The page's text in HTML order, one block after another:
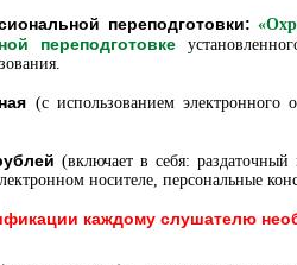
переподготовки:
переподготовке
(с использованием электронного
(включает в себя: раздаточный
носителе, персональные
каждому слушателю